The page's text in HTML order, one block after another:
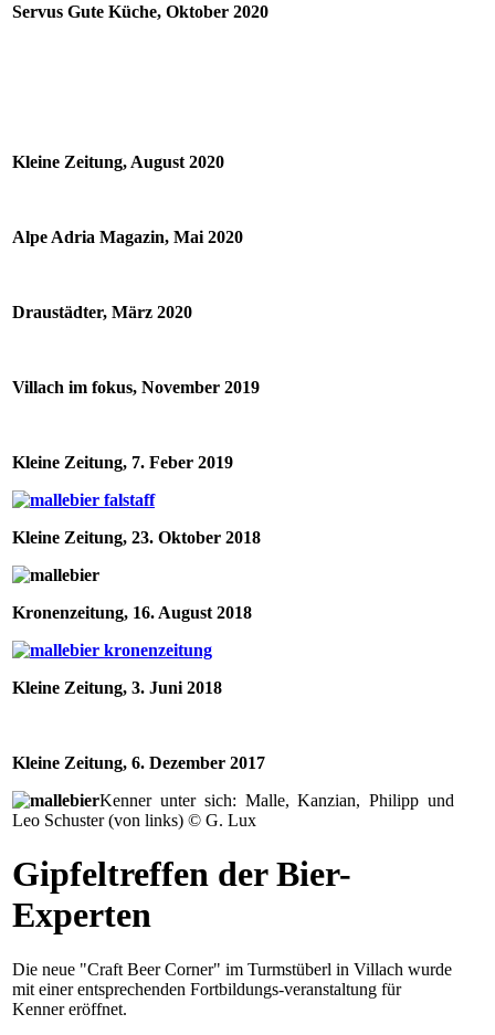
Servus Gute Küche, Oktober 2020
Kleine Zeitung, August 2020
Alpe Adria Magazin, Mai 2020
Draustädter, März 2020
Villach im fokus, November 2019
Kleine Zeitung, 7. Feber 2019
Kleine Zeitung, 23. Oktober 2018
Kronenzeitung, 16. August 2018
Kleine Zeitung, 3. Juni 2018
Kleine Zeitung, 6. Dezember 2017
Kenner unter sich: Malle, Kanzian, Philipp und
Leo Schuster (von links) © G. Lux
Gipfeltreffen der Bier-
Experten
Die neue "Craft Beer Corner" im Turmstüberl in Villach wurde
mit einer entsprechenden Fortbildungs-veranstaltung für
Kenner eröffnet.